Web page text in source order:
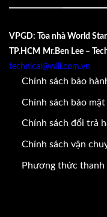
VPGD: Tòa nhà World
TP.HCM Mr.Ben Lee –
technical@wili.com.vn
Chính sách bảo
Chính sách bảo
Chính sách đổi trả
Chính sách vận
Phương thức thanh